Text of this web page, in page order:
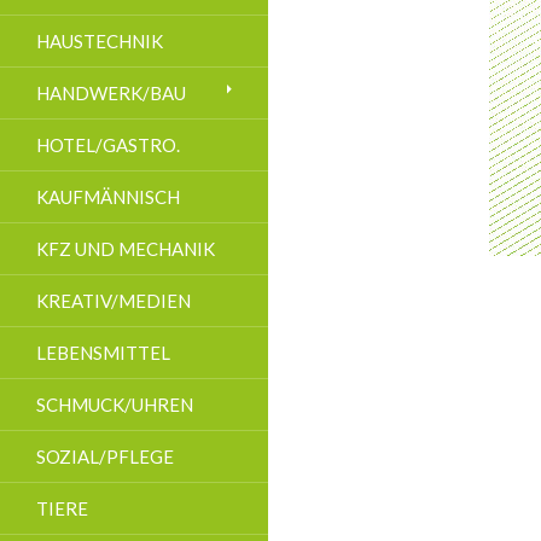
HAUSTECHNIK
HANDWERK/BAU
HOTEL/GASTRO.
KAUFMÄNNISCH
KFZ UND MECHANIK
KREATIV/MEDIEN
LEBENSMITTEL
SCHMUCK/UHREN
SOZIAL/PFLEGE
TIERE